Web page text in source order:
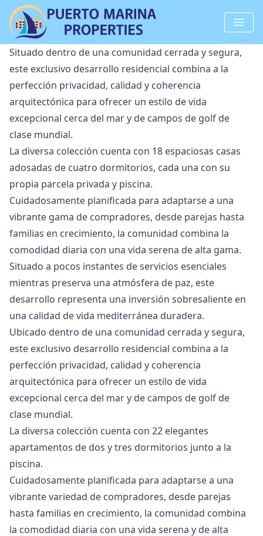
Situado dentro de una comunidad cerrada y segura,
este exclusivo desarrollo residencial combina a la
perfección privacidad, calidad y coherencia
arquitectónica para ofrecer un estilo de vida
excepcional cerca del mar y de campos de golf de
clase mundial.
La diversa colección cuenta con 18 espaciosas casas
adosadas de cuatro dormitorios, cada una con su
propia parcela privada y piscina.
Cuidadosamente planificada para adaptarse a una
vibrante gama de compradores, desde parejas hasta
familias en crecimiento, la comunidad combina la
comodidad diaria con una vida serena ‌de ‌alta ‌gama.
‌Situado ‌a pocos instantes de servicios ‌esenciales
‌mientras ‌preserva una atmósfera ‌de ‌paz, ‌este
‌desarrollo representa ‌una inversión sobresaliente ‌en
‌una ‌calidad ‌de ‌vida ‌mediterránea ‌duradera.
Ubicado dentro de una comunidad cerrada y segura,
este exclusivo desarrollo residencial combina a la
perfección privacidad, calidad y coherencia
arquitectónica para ofrecer un estilo de vida
excepcional cerca del mar y de campos de golf de
clase mundial.
La diversa colección cuenta con 22 elegantes
apartamentos de dos y tres dormitorios junto a la
piscina.
Cuidadosamente planificada para adaptarse a una
vibrante variedad de compradores, desde parejas
hasta familias en crecimiento, la comunidad combina
la comodidad diaria con una vida serena y ‌de ‌alta